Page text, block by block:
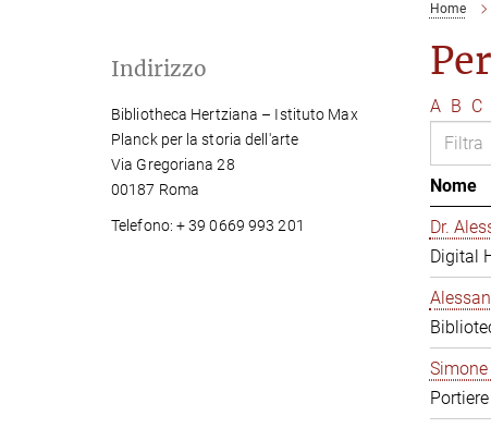
Home
A B C
Nome
Dr.
Digital
Portiere
Indirizzo
Bibliotheca Hertziana – Istituto Max
Planck per la storia dell'arte
Via Gregoriana 28
00187 Roma
Telefono: + 39 0669 993 201